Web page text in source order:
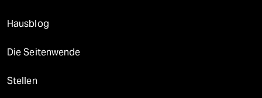
Hausblog
Die Seitenwende
Stellen